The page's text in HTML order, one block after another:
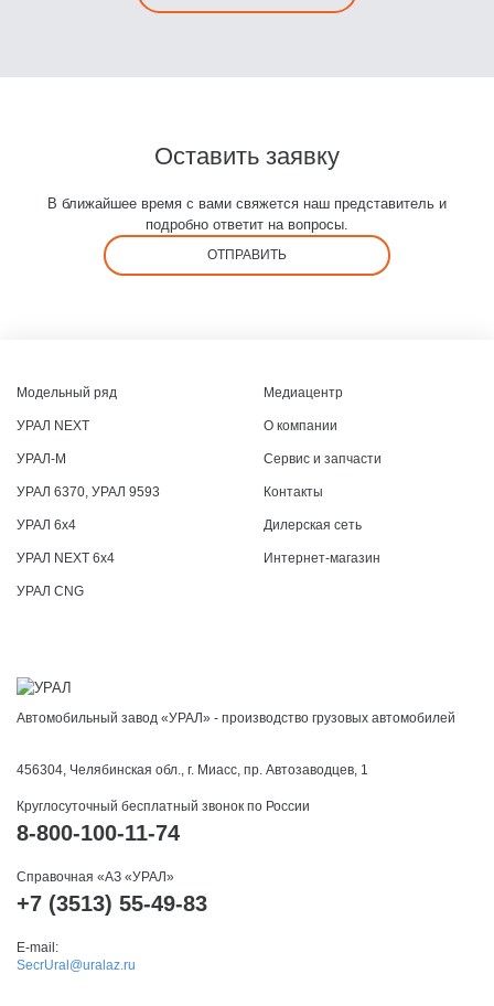
Оставить заявку
В ближайшее время с вами свяжется наш представитель и
подробно ответит на вопросы.
ОТПРАВИТЬ
Модельный ряд
УРАЛ NEXT
УРАЛ-М
УРАЛ 6370, УРАЛ 9593
УРАЛ 6x4
УРАЛ NEXT 6x4
УРАЛ CNG
Медиацентр
О компании
Сервис и запчасти
Контакты
Дилерская сеть
Интернет-магазин
Автомобильный завод «УРАЛ» - производство грузовых автомобилей
456304, Челябинская обл., г. Миасс, пр. Автозаводцев, 1
Круглосуточный бесплатный звонок по России
8-800-100-11-74
Справочная «АЗ «УРАЛ»
+7 (3513) 55-49-83
E-mail:
SecrUral@uralaz.ru